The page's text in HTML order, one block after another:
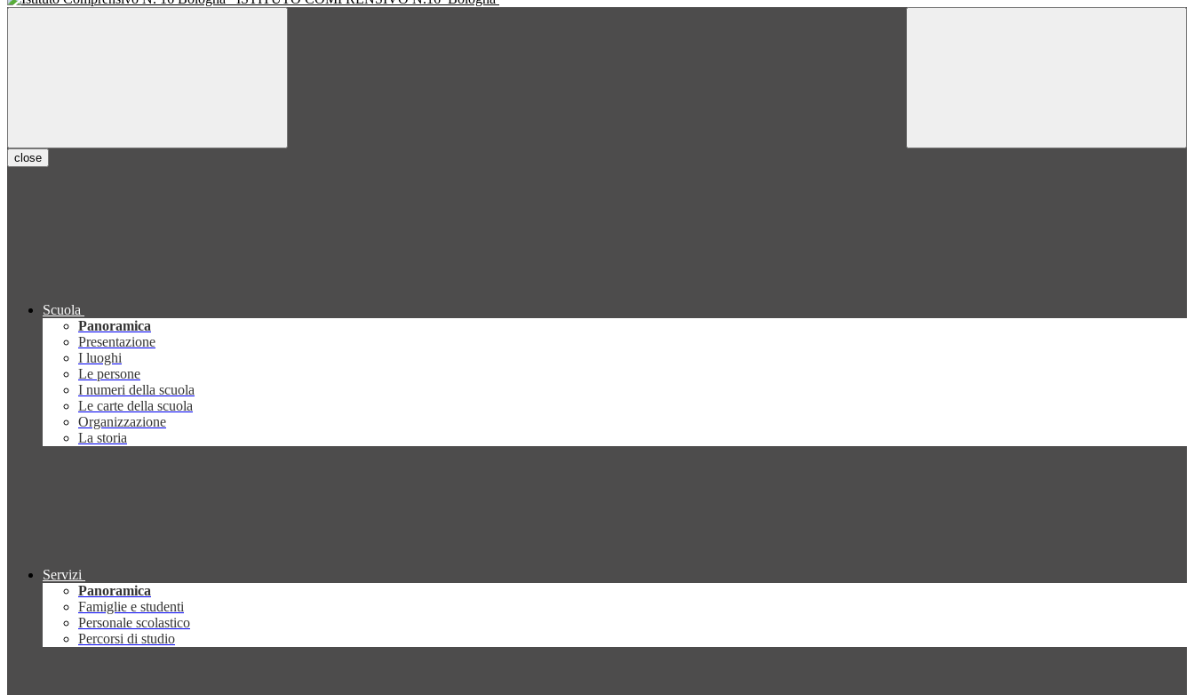
close
Scuola
Panoramica
Presentazione
I luoghi
Le persone
I numeri della scuola
Le carte della scuola
Organizzazione
La storia
Servizi
Panoramica
Famiglie e studenti
Personale scolastico
Percorsi di studio